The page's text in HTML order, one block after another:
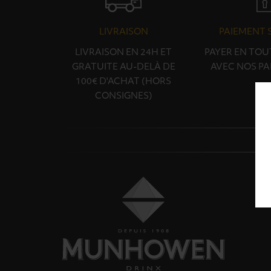
LIVRAISON
LIVRAISON EN 24H ET
GRATUITE AU-DELÀ DE
100€ D'ACHAT (HORS
CONSIGNES)
PAIEMENT
PAYER EN
AVEC NOS